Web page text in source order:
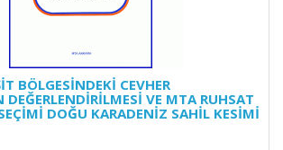
BÖLGESİNDEKİ CEVHER
VE MTA RUHSAT
DOĞU KARADENİZ SAHİL KESİMİ